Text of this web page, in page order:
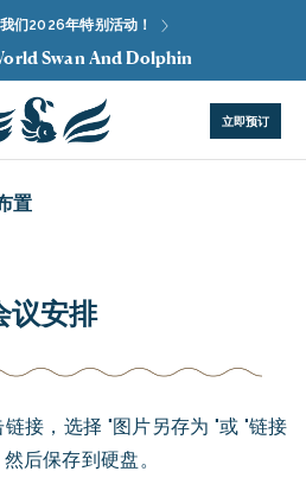
们2026年特别活动！
Swan And Dolphin
立即预订
置
议安排
接，选择 "图片另存为 "或 "链接
后保存到硬盘。